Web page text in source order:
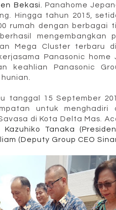
Bekasi. Panahome
Hingga tahun 2015,
rumah dengan berbagai
mengembangkan
Mega Cluster terbaru
Panasonic home
keahlian Panasonic
15 September
untuk
di Kota Delta Mas.
Kazuhiko Tanaka
(Deputy Group CEO